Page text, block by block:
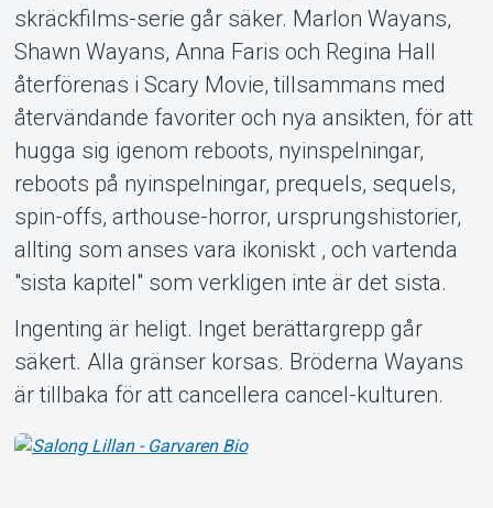
skräckfilms-serie går säker. Marlon Wayans,
Shawn Wayans, Anna Faris och Regina Hall
återförenas i Scary Movie, tillsammans med
återvändande favoriter och nya ansikten, för att
hugga sig igenom reboots, nyinspelningar,
reboots på nyinspelningar, prequels, sequels,
spin-offs, arthouse-horror, ursprungshistorier,
allting som anses vara ikoniskt , och vartenda
"sista kapitel" som verkligen inte är det sista.
Ingenting är heligt. Inget berättargrepp går
säkert. Alla gränser korsas. Bröderna Wayans
är tillbaka för att cancellera cancel-kulturen.